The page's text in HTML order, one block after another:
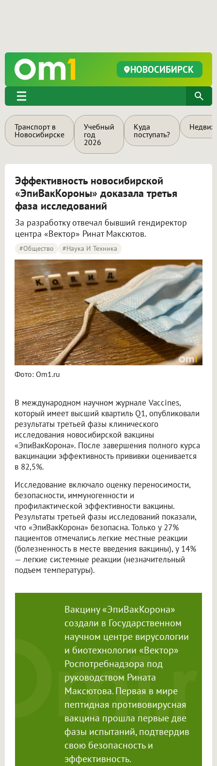
НОВОСИБИРСК
Транспорт в
Новосибирске
Учебный
год
2026
Куда
поступать?
Эффективность новосибирской
«ЭпиВакКороны» доказала третья
фаза исследований
За разработку отвечал бывший гендиректор
центра «Вектор» Ринат Максютов.
#Общество #Наука И Техника
Фото: Om1.ru
В международном научном журнале Vaccines,
который имеет высший квартиль Q1, опубликовали
результаты третьей фазы клинического
исследования новосибирской вакцины
«ЭпиВакКорона». После завершения полного курса
вакцинации эффективность прививки оценивается
в 82,5%.
Исследование включало оценку переносимости,
безопасности, иммуногенности и
профилактической эффективности вакцины.
Результаты третьей фазы исследований показали,
что «ЭпиВакКорона» безопасна. Только у 27%
пациентов отмечались легкие местные реакции
(болезненность в месте введения вакцины), у 14%
— легкие системные реакции (незначительный
подъем температуры).
Вакцину «ЭпиВакКорона»
создали в Государственном
научном центре вирусологии
и биотехнологии «Вектор»
Роспотребнадзора под
руководством Рината
Максютова. Первая в мире
пептидная противовирусная
вакцина прошла первые две
фазы испытаний, подтвердив
свою безопасность и
эффективность.